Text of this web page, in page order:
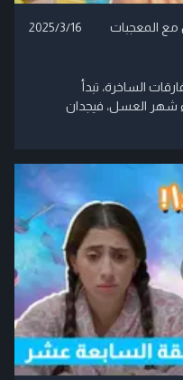
مع المعجبات 2025/3/16
الساخرة، تبدأ
شهر العسل، فيجدان